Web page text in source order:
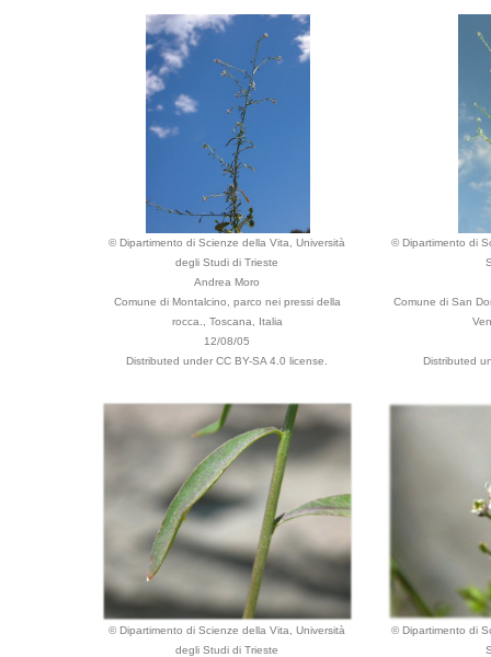
© Dipartimento di Scienze della Vita, Università
degli Studi di Trieste
Andrea Moro
Comune di Montalcino, parco nei pressi della
rocca., Toscana, Italia
12/08/05
Distributed under CC BY-SA 4.0 license.
© Dipartimento di
Comune di San
Distributed
© Dipartimento di Scienze della Vita, Università
degli Studi di Trieste
© Dipartimento di